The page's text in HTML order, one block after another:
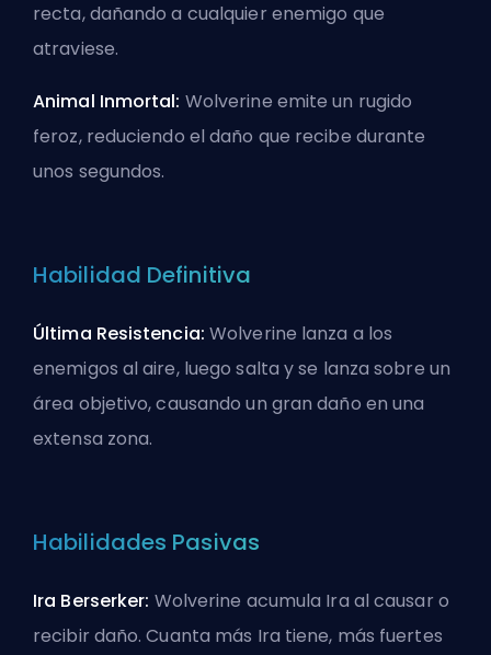
recta, dañando a cualquier enemigo que
atraviese.
Animal Inmortal: Wolverine emite un rugido
feroz, reduciendo el daño que recibe durante
unos segundos.
Habilidad Definitiva
Última Resistencia: Wolverine lanza a los
enemigos al aire, luego salta y se lanza sobre un
área objetivo, causando un gran daño en una
extensa zona.
Habilidades Pasivas
Ira Berserker: Wolverine acumula Ira al causar o
recibir daño. Cuanta más Ira tiene, más fuertes